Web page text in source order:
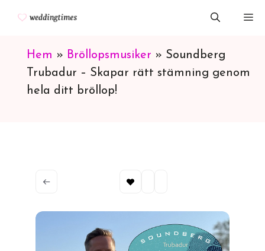
Hem » Bröllopsmusiker » Soundberg
Trubadur – Skapar rätt stämning genom
hela ditt bröllop!